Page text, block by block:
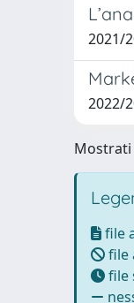
2021/
2022/
Mostrati
file
file
file